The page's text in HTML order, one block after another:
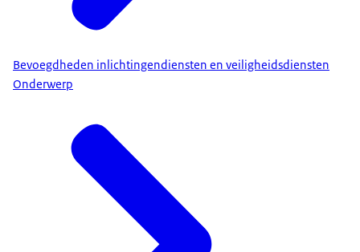
Bevoegdheden inlichtingendiensten en veiligheidsdiensten
Onderwerp